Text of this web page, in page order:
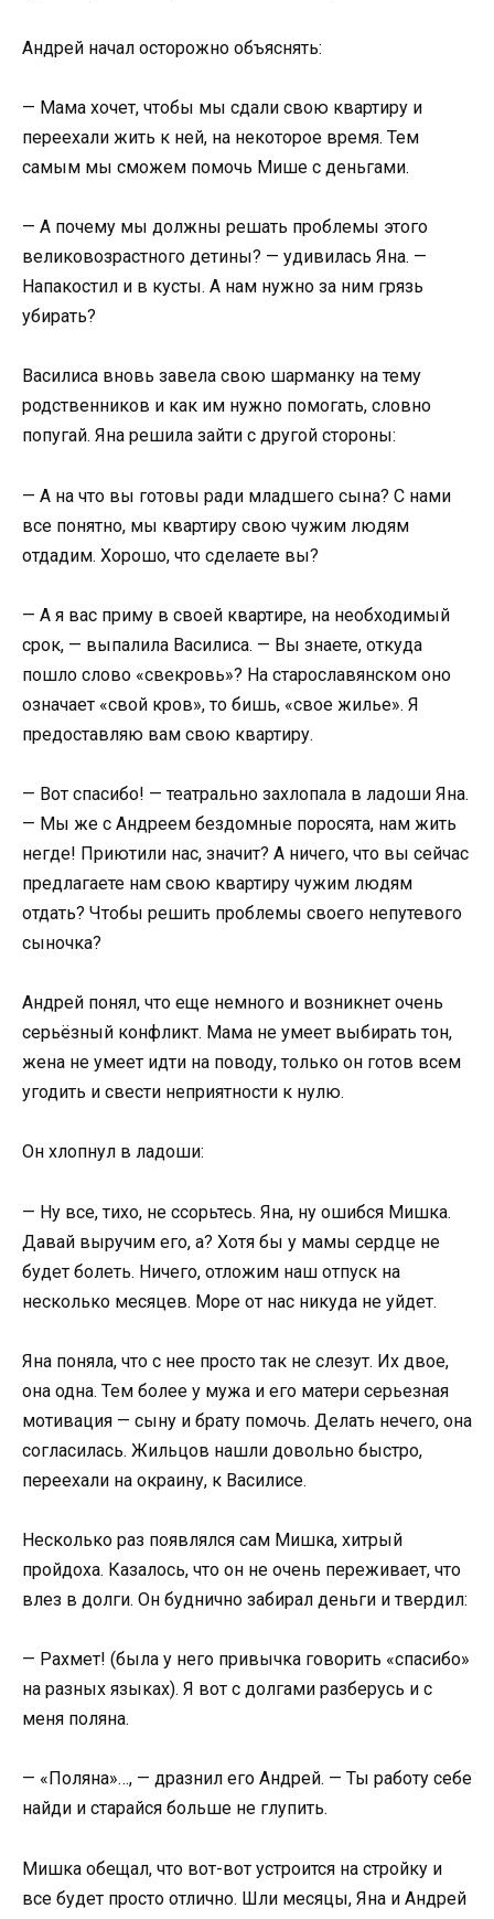
Андрей начал осторожно объяснять:
— Мама хочет, чтобы мы сдали свою квартиру и
переехали жить к ней, на некоторое время. Тем
самым мы сможем помочь Мише с деньгами.
— А почему мы должны решать проблемы этого
великовозрастного детины? — удивилась Яна. —
Напакостил и в кусты. А нам нужно за ним грязь
убирать?
Василиса вновь завела свою шарманку на тему
родственников и как им нужно помогать, словно
попугай. Яна решила зайти с другой стороны:
— А на что вы готовы ради младшего сына? С нами
все понятно, мы квартиру свою чужим людям
отдадим. Хорошо, что сделаете вы?
— А я вас приму в своей квартире, на необходимый
срок, — выпалила Василиса. — Вы знаете, откуда
пошло слово «свекровь»? На старославянском оно
означает «свой кров», то бишь, «свое жилье». Я
предоставляю вам свою квартиру.
— Вот спасибо! — театрально захлопала в ладоши Яна.
— Мы же с Андреем бездомные поросята, нам жить
негде! Приютили нас, значит? А ничего, что вы сейчас
предлагаете нам свою квартиру чужим людям
отдать? Чтобы решить проблемы своего непутевого
сыночка?
Андрей понял, что еще немного и возникнет очень
серьёзный конфликт. Мама не умеет выбирать тон,
жена не умеет идти на поводу, только он готов всем
угодить и свести неприятности к нулю.
Он хлопнул в ладоши:
— Ну все, тихо, не ссорьтесь. Яна, ну ошибся Мишка.
Давай выручим его, а? Хотя бы у мамы сердце не
будет болеть. Ничего, отложим наш отпуск на
несколько месяцев. Море от нас никуда не уйдет.
Яна поняла, что с нее просто так не слезут. Их двое,
она одна. Тем более у мужа и его матери серьезная
мотивация — сыну и брату помочь. Делать нечего, она
согласилась. Жильцов нашли довольно быстро,
переехали на окраину, к Василисе.
Несколько раз появлялся сам Мишка, хитрый
пройдоха. Казалось, что он не очень переживает, что
влез в долги. Он буднично забирал деньги и твердил:
— Рахмет! (была у него привычка говорить «спасибо»
на разных языках). Я вот с долгами разберусь и с
меня поляна.
— «Поляна»…, — дразнил его Андрей. — Ты работу себе
найди и старайся больше не глупить.
Мишка обещал, что вот-вот устроится на стройку и
все будет просто отлично. Шли месяцы, Яна и Андрей